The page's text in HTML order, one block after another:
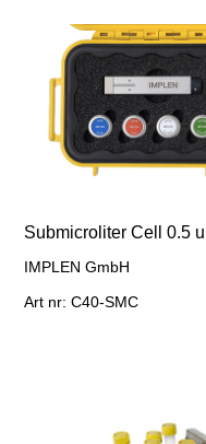
IMPLEN GmbH
Art nr: C40-SMC